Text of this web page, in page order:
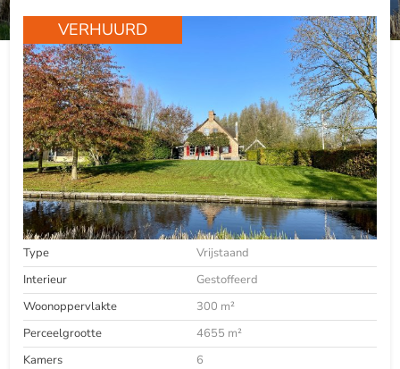
VERHUURD
Type
Vrijstaand
Interieur
Gestoffeerd
Woonoppervlakte
300 m²
Perceelgrootte
4655 m²
Kamers
6